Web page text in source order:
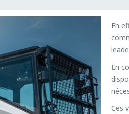
En
En
Ces